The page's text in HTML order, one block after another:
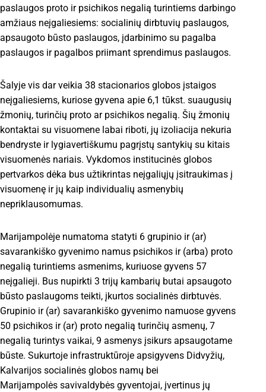
paslaugos proto ir psichikos negalią turintiems darbingo
amžiaus neįgaliesiems: socialinių dirbtuvių paslaugos,
apsaugoto būsto paslaugos, įdarbinimo su pagalba
paslaugos ir pagalbos priimant sprendimus paslaugos.
Šalyje vis dar veikia 38 stacionarios globos įstaigos
neįgaliesiems, kuriose gyvena apie 6,1 tūkst. suaugusių
žmonių, turinčių proto ar psichikos negalią. Šių žmonių
kontaktai su visuomene labai riboti, jų izoliacija nekuria
bendryste ir lygiavertiškumu pagrįstų santykių su kitais
visuomenės nariais. Vykdomos institucinės globos
pertvarkos dėka bus užtikrintas neįgaliųjų įsitraukimas į
visuomenę ir jų kaip individualių asmenybių
nepriklausomumas.
Marijampolėje numatoma statyti 6 grupinio ir (ar)
savarankiško gyvenimo namus psichikos ir (arba) proto
negalią turintiems asmenims, kuriuose gyvens 57
neįgalieji. Bus nupirkti 3 trijų kambarių butai apsaugoto
būsto paslaugoms teikti, įkurtos socialinės dirbtuvės.
Grupinio ir (ar) savarankiško gyvenimo namuose gyvens
50 psichikos ir (ar) proto negalią turinčių asmenų, 7
negalią turintys vaikai, 9 asmenys įsikurs apsaugotame
būste. Sukurtoje infrastruktūroje apsigyvens Didvyžių,
Kalvarijos socialinės globos namų bei
Marijampolės savivaldybės gyventojai, įvertinus jų